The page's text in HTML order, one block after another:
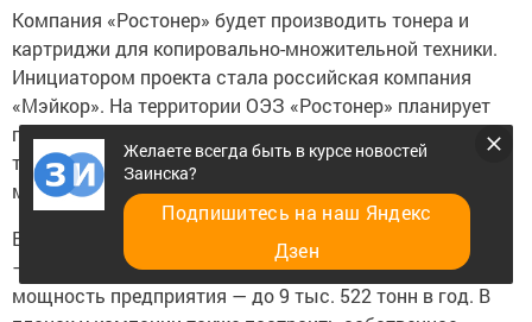
Компания «Ростонер» будет производить тонера и
картриджи для копировально-множительной техники.
Инициатором проекта стала российская компания
«Мэйкор». На территории ОЭЗ «Ростонер» планирует
производить 2,8 млн единиц картриджей и 380 тонн
тонера в год. Для этих целей будет создано 81 рабочее
место.
Еще один новый резидент — компания «Русский воск»
— займется производством полиэтиленового воска,
мощность предприятия — до 9 тыс. 522 тонн в год. В
Желаете всегда быть в курсе новостей
Заинска?
Подпишитесь на наш Яндекс
Дзен